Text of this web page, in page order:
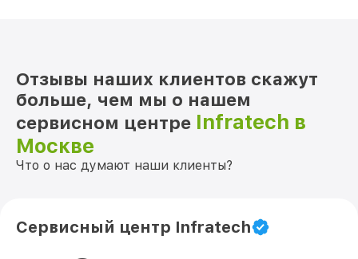
Отзывы наших клиентов скажут
больше, чем мы о нашем
сервисном центре Infratech в
Москве
Что о нас думают наши клиенты?
Сервисный центр Infratech